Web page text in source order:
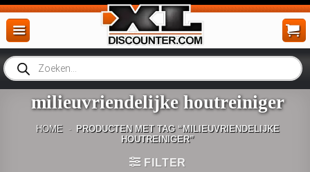
Ga
naar
inhoud
Producten
zoeken
milieuvriendelijke houtreiniger
HOME - PRODUCTEN MET TAG “MILIEUVRIENDELIJKE
HOUTREINIGER”
FILTER